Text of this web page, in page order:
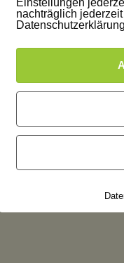
Kommentar
sein, um einen
Einstellungen
nachträglich